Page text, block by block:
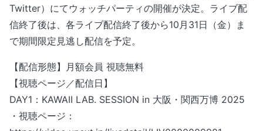
Twitter）にてウォッチパーティの開催が決定。ライブ配
信終了後は、各ライブ配信終了後から10月31日（金）ま
で期間限定見逃し配信を予定。
【配信形態】月額会員 視聴無料
【視聴ページ／配信日】
DAY1：KAWAII LAB. SESSION in 大阪・関西万博 2025
・視聴ページ：